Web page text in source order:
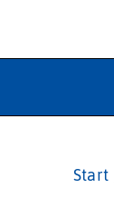
Start